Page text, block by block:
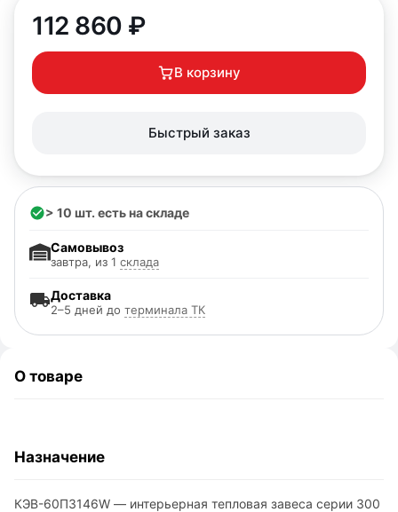
112 860 ₽
В корзину
Быстрый заказ
> 10 шт. есть на складе
Доставка
2–5 дней до терминала ТК
Самовывоз
завтра, из 1 склада
О товаре
Назначение
КЭВ-60П3146W — интерьерная тепловая завеса серии 300